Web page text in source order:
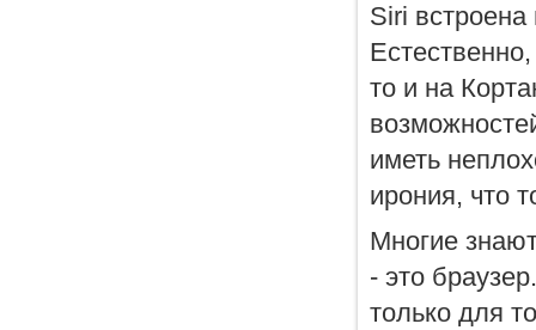
Siri
то и на
иметь
ирония, что
Многие
- это
только для